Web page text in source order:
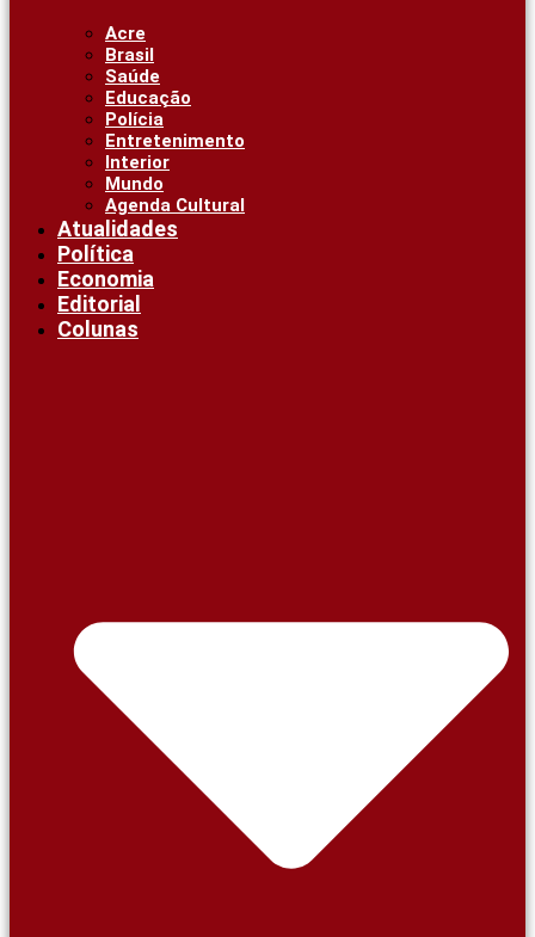
Acre
Brasil
Saúde
Educação
Polícia
Entretenimento
Interior
Mundo
Agenda Cultural
Atualidades
Política
Economia
Editorial
Colunas